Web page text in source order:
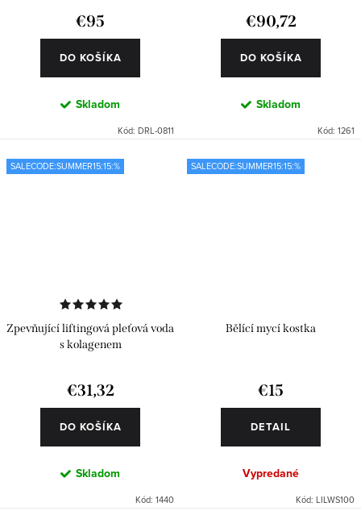
€95
DO KOŠÍKA
Skladom
Kód: DRL-0811
€90,72
DO KOŠÍKA
Skladom
Kód: 1261
SALECODE:SUMMER15:15:%
Zpevňující liftingová pleťová voda
s kolagenem
€31,32
DO KOŠÍKA
Skladom
Kód: 1440
SALECODE:SUMMER15:15:%
Bělící mycí kostka
€15
DETAIL
Vypredané
Kód: LILWS100